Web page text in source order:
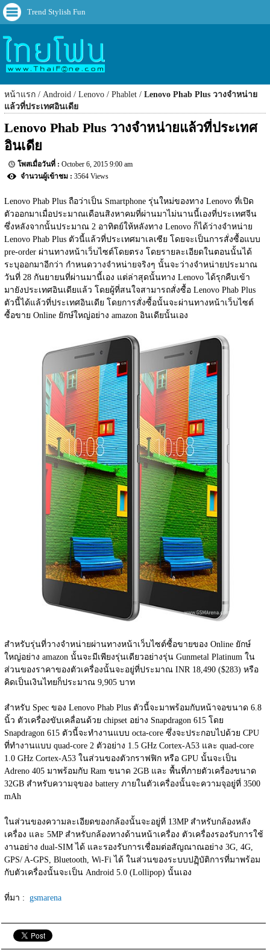
Trend Stylish Fun
หน้าแรก Android Lenovo Phablet
Lenovo Phab Plus วางจำหน่าย
แล้วที่ประเทศอินเดีย
Lenovo Phab Plus วางจำหน่ายแล้วที่ประเทศ
อินเดีย
October 6, 2015 9:00 am
3564 Views
Lenovo Phab Plus ถือว่าเป็น Smartphone รุ่นใหม่ของทาง Lenovo ที่เปิด
ตัวออกมาเมื่อประมาณเดือนสิงหาคมที่ผ่านมาไม่นานนี้เองที่ประเทศจีน
ซึ่งหลังจากนั้นประมาณ 2 อาทิตย์ให้หลังทาง Lenovo ก็ได้ว่างจำหน่าย
Lenovo Phab Plus ตัวนี้แล้วที่ประเทศมาเลเซีย โดยจะเป็นการสั่งซื้อแบบ
pre-order ผ่านทางหน้าเว็บไซต์โดยตรง โดยรายละเอียดในตอนนั้นได้
ระบุออกมาอีกว่า กำหนดวางจำหน่ายจริงๆ นั้นจะว่างจำหน่ายประมาณ
วันที่ 28 กันยายนที่ผ่านมานี้เอง แต่ล่าสุดนั้นทาง Lenovo ได้รุกคืบเข้า
มายังประเทศอินเดียแล้ว โดยผู้ที่สนใจสามารถสั่งซื้อ Lenovo Phab Plus
ตัวนี้ได้แล้วที่ประเทศอินเดีย โดยการสั่งซื้อนั้นจะผ่านทางหน้าเว็บไซต์
ซื้อขาย Online ยักษ์ใหญ่อย่าง amazon อินเดียนั้นเอง
สำหรับรุ่นที่วางจำหน่ายผ่านทางหน้าเว็บไซต์ซื้อขายของ Online ยักษ์
ใหญ่อย่าง amazon นั้นจะมีเพียงรุ่นเดียวอย่างรุ่น Gunmetal Platinum ใน
ส่วนของราคาของตัวเครื่องนั้นจะอยู่ที่ประมาณ INR 18,490 ($283) หรือ
คิดเป็นเงินไทยก็ประมาณ 9,905 บาท
สำหรับ Spec ของ Lenovo Phab Plus ตัวนี้จะมาพร้อมกับหน้าจอขนาด 6.8
นิ้ว ตัวเครื่องขับเคลื่อนด้วย chipset อย่าง Snapdragon 615 โดย
Snapdragon 615 ตัวนี้จะทำงานแบบ octa-core ซึ่งจะประกอบไปด้วย CPU
ที่ทำงานแบบ quad-core 2 ตัวอย่าง 1.5 GHz Cortex-A53 และ quad-core
1.0 GHz Cortex-A53 ในส่วนของตัวกราฟฟิก หรือ GPU นั้นจะเป็น
Adreno 405 มาพร้อมกับ Ram ขนาด 2GB และ พื้นที่ภายตัวเครื่องขนาด
32GB สำหรับความจุของ battery ภายในตัวเครื่องนั้นจะความจุอยู่ที่ 3500
mAh
ในส่วนของความละเอียดของกล้องนั้นจะอยู่ที่ 13MP สำหรับกล้องหลัง
เครื่อง และ 5MP สำหรับกล้องทางด้านหน้าเครื่อง ตัวเครื่องรองรับการใช้
งานอย่าง dual-SIM ได้ และรองรับการเชื่อมต่อสัญณาณอย่าง 3G, 4G,
GPS/ A-GPS, Bluetooth, Wi-Fi ได้ ในส่วนของระบบปฏฺิบัติการที่มาพร้อม
กับตัวเครื่องนั้นจะเป็น Android 5.0 (Lollipop) นั้นเอง
ที่มา : gsmarena